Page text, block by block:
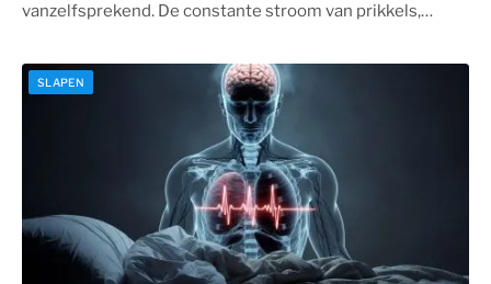
vanzelfsprekend. De constante stroom van prikkels,…
SLAPEN